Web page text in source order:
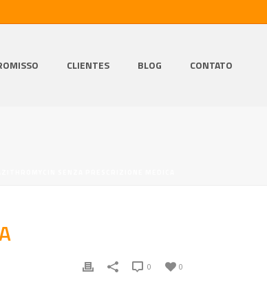
CLIENTES BLOG CONTATO
0
0